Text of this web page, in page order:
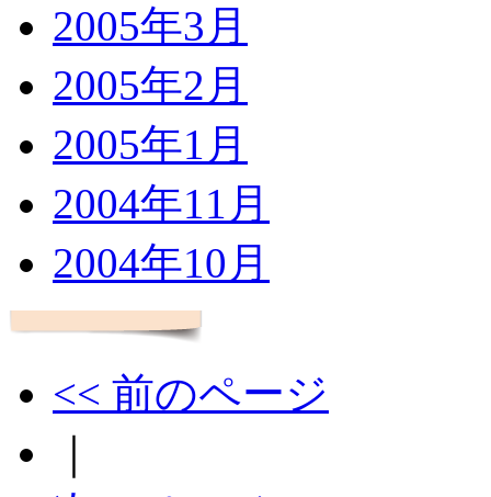
2005年3月
2005年2月
2005年1月
2004年11月
2004年10月
<< 前のページ